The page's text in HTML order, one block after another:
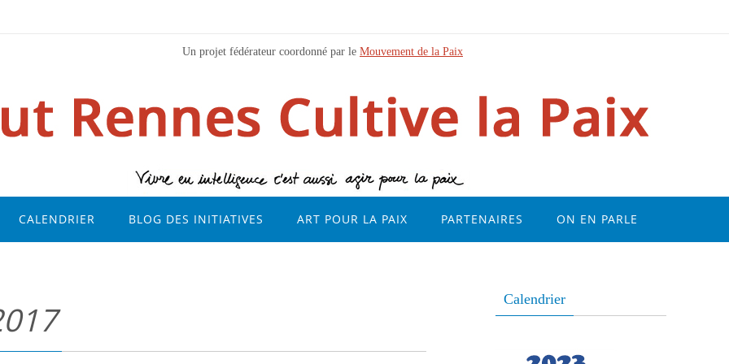
Un projet fédérateur coordonné par le Mouvement de la Paix
CALENDRIER BLOG DES INITIATIVES ART POUR LA PAIX PARTENAIRES ON EN PARLE
Calendrier